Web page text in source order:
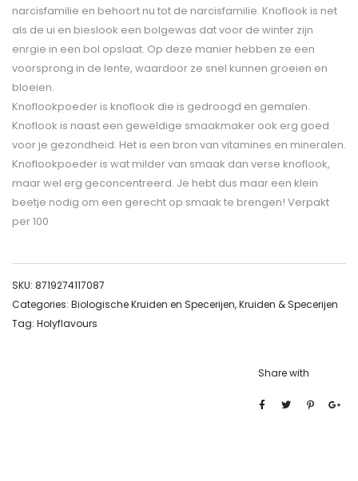
narcisfamilie en behoort nu tot de narcisfamilie. Knoflook is net
als de ui en bieslook een bolgewas dat voor de winter zijn
enrgie in een bol opslaat. Op deze manier hebben ze een
voorsprong in de lente, waardoor ze snel kunnen groeien en
bloeien.
Knoflookpoeder is knoflook die is gedroogd en gemalen.
Knoflook is naast een geweldige smaakmaker ook erg goed
voor je gezondheid. Het is een bron van vitamines en mineralen.
Knoflookpoeder is wat milder van smaak dan verse knoflook,
maar wel erg geconcentreerd. Je hebt dus maar een klein
beetje nodig om een gerecht op smaak te brengen! Verpakt
per 100
SKU: 8719274117087
Categories: Biologische Kruiden en Specerijen,Kruiden & Specerijen
Tag: Holyflavours
Share with